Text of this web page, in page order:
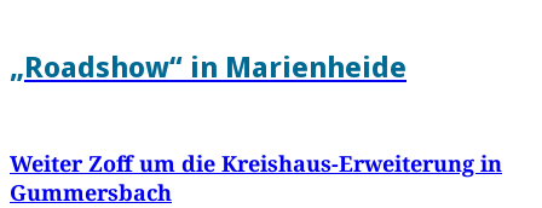
„Roadshow“ in Marienheide
Weiter Zoff um die Kreishaus-Erweiterung in
Gummersbach